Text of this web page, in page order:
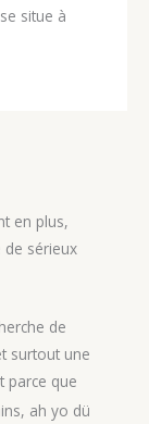
situe à
en plus,
de sérieux
de
surtout une
parce que
ah yo dü